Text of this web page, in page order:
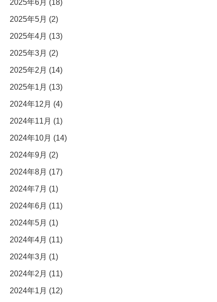
2025年6月 (18)
2025年5月 (2)
2025年4月 (13)
2025年3月 (2)
2025年2月 (14)
2025年1月 (13)
2024年12月 (4)
2024年11月 (1)
2024年10月 (14)
2024年9月 (2)
2024年8月 (17)
2024年7月 (1)
2024年6月 (11)
2024年5月 (1)
2024年4月 (11)
2024年3月 (1)
2024年2月 (11)
2024年1月 (12)